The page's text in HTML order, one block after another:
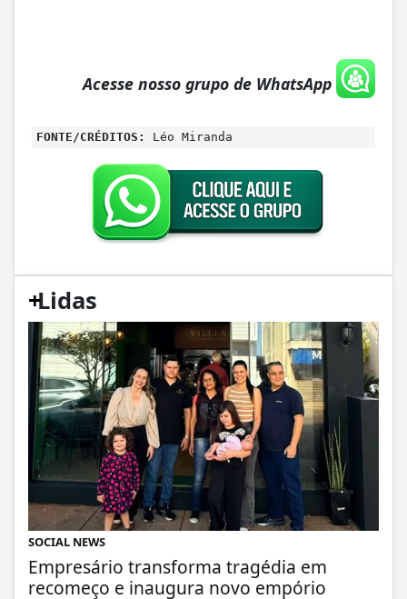
Acesse nosso grupo de WhatsApp
FONTE/CRÉDITOS: Léo Miranda
+
Lidas
SOCIAL NEWS
Empresário transforma tragédia em
recomeço e inaugura novo empório